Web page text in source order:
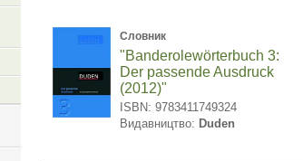
Словник
"Banderolewörterbuch 3:
Der passende Ausdruck
(2012)"
ISBN: 9783411749324
Видавництво: Duden